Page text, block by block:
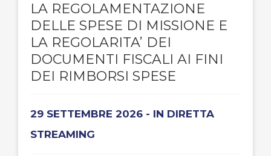
LA REGOLAMENTAZIONE
DELLE SPESE DI MISSIONE E
LA REGOLARITA’ DEI
DOCUMENTI FISCALI AI FINI
DEI RIMBORSI SPESE
29 SETTEMBRE 2026 - IN DIRETTA
STREAMING